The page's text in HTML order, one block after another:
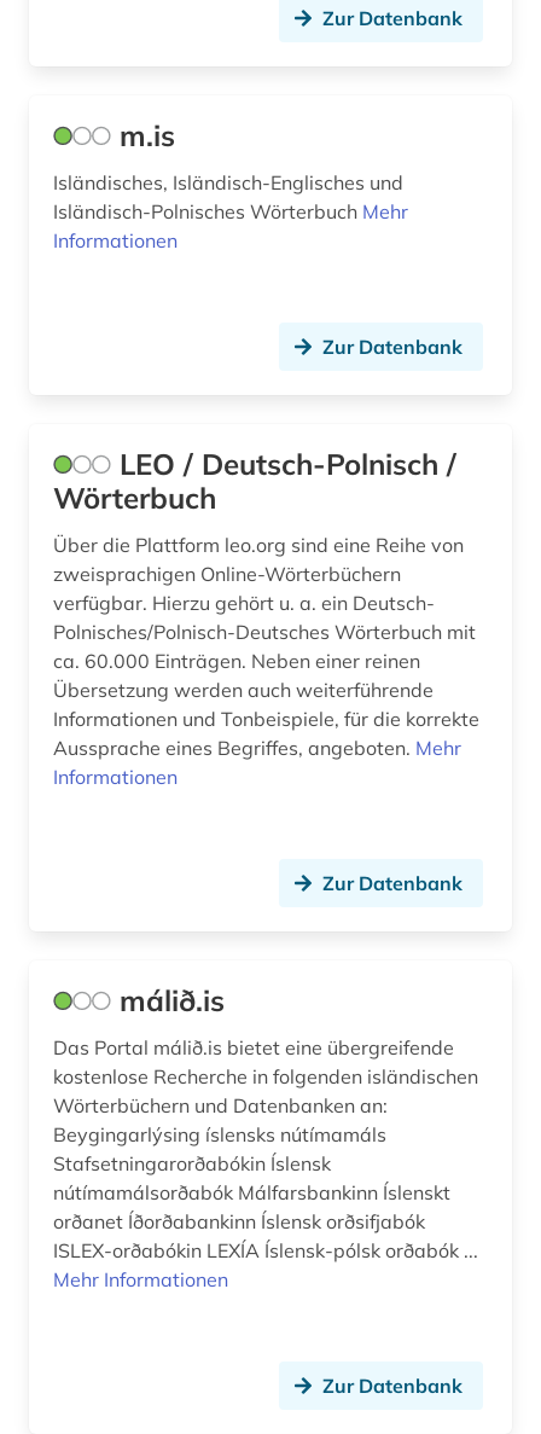
Zur Datenbank
m.is
Isländisches, Isländisch-Englisches und
Isländisch-Polnisches Wörterbuch Mehr
Informationen
Zur Datenbank
LEO / Deutsch-Polnisch /
Wörterbuch
Über die Plattform leo.org sind eine Reihe von
zweisprachigen Online-Wörterbüchern
verfügbar. Hierzu gehört u. a. ein Deutsch-
Polnisches/Polnisch-Deutsches Wörterbuch mit
ca. 60.000 Einträgen. Neben einer reinen
Übersetzung werden auch weiterführende
Informationen und Tonbeispiele, für die korrekte
Aussprache eines Begriffes, angeboten. Mehr
Informationen
Zur Datenbank
málið.is
Das Portal málið.is bietet eine übergreifende
kostenlose Recherche in folgenden isländischen
Wörterbüchern und Datenbanken an:
Beygingarlýsing íslensks nútímamáls
Stafsetningarorðabókin Íslensk
nútímamálsorðabók Málfarsbankinn Íslenskt
orðanet Íðorðabankinn Íslensk orðsifjabók
ISLEX-orðabókin LEXÍA Íslensk-pólsk orðabók ...
Mehr Informationen
Zur Datenbank